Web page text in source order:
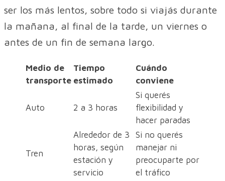
ser los más lentos, sobre todo si viajás durante
la mañana, al final de la tarde, un viernes o
antes de un fin de semana largo.
Medio de
transporte
Tiempo
estimado
Cuándo
conviene
Auto 2 a 3 horas
Si querés
flexibilidad y
hacer paradas
Tren
Alrededor de 3
horas, según
estación y
servicio
Si no querés
manejar ni
preocuparte por
el tráfico